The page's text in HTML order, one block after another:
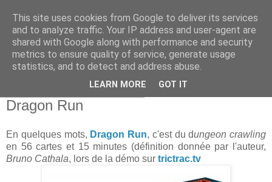
Dragon Run
En quelques mots, Dragon Run, c'est du dungeon crawling
en 56 cartes et 15 minutes (définition donnée par l'auteur,
Bruno Cathala, lors de la démo sur trictrac.tv
This site uses cookies from Google to deliver its services
and to analyze traffic. Your IP address and user-agent are
shared with Google along with performance and security
metrics to ensure quality of service, generate usage
statistics, and to detect and address abuse.
LEARN MORE GOT IT